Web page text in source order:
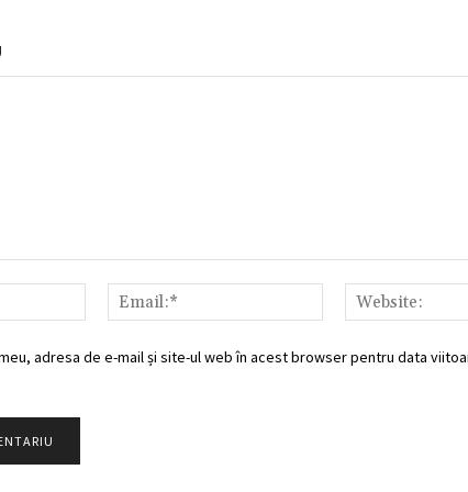
Nume:*
Email:*
adresa de e-mail și site-ul web în acest browser pentru data